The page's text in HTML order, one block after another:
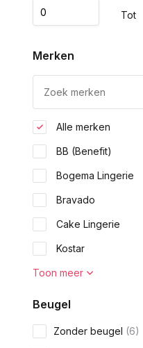
Tot
Merken
Alle merken
BB (Benefit)
Bogema Lingerie
Bravado
Cake Lingerie
Kostar
Toon meer
Beugel
Zonder beugel (6)